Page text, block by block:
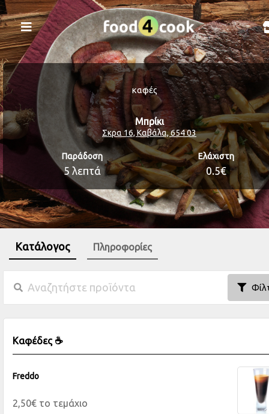
καφές
Μπρίκι
Σκρα 16, Καβάλα, 654 03
Παράδοση
5 λεπτά
Ελάχιστη
0.5€
Κατάλογος Πληροφορίες
Καφέδες ☕
Freddo
2,50€ το τεμάχιο